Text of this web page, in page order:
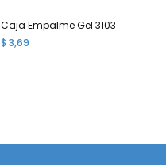
Caja Empalme Gel 3103
$ 3,69